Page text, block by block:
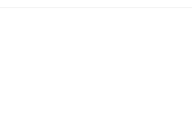
Hiranur Nilgün Aygar ve
ailelerini hedef alam